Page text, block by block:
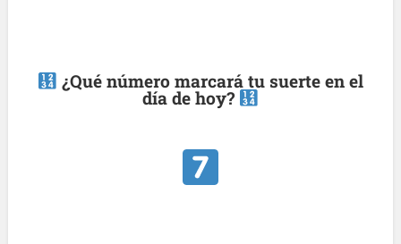
¿Qué número marcará tu suerte en el
día de hoy?